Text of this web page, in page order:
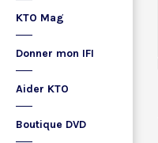
KTO Mag
Donner mon IFI
Aider KTO
Boutique DVD